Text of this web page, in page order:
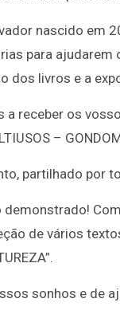
nascido em
para ajudarem
dos livros e a
receber os
–
partilhado por
demonstrado!
de vários
sonhos e de